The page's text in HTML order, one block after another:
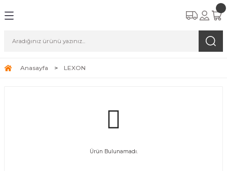
Anasayfa LEXON
Ürün Bulunamadı.